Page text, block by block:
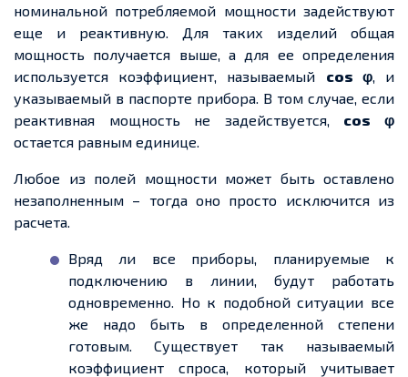
номинальной потребляемой мощности задействуют
еще и реактивную. Для таких изделий общая
мощность получается выше, а для ее определения
используется коэффициент, называемый cos φ, и
указываемый в паспорте прибора. В том случае, если
реактивная мощность не задействуется, cos φ
остается равным единице.
Любое из полей мощности может быть оставлено
незаполненным – тогда оно просто исключится из
расчета.
Вряд ли все приборы, планируемые к
подключению в линии, будут работать
одновременно. Но к подобной ситуации все
же надо быть в определенной степени
готовым. Существует так называемый
коэффициент спроса, который учитывает